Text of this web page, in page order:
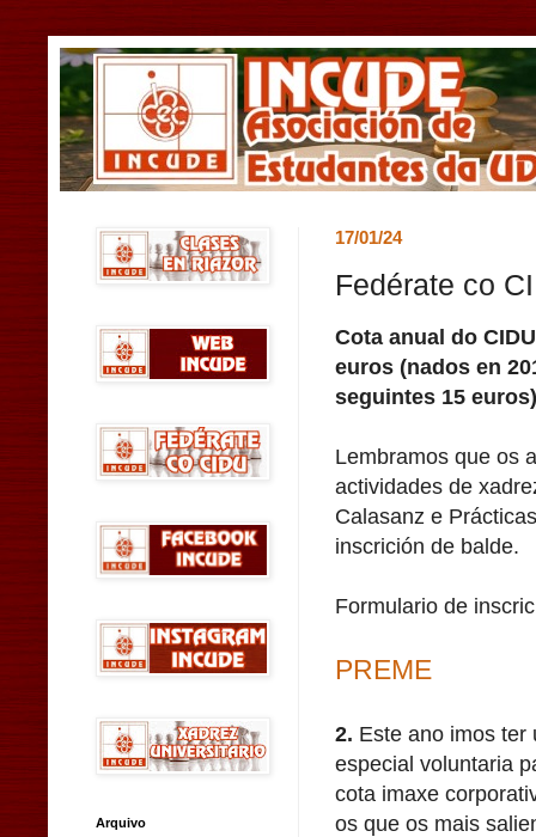
17/01/24
Fedérate co
Cota anual do
euros (nados en
seguintes 15
Lembramos que os
actividades de
Calasanz e
inscrición de balde.
Formulario de
PREME
2. Este ano imos ter
especial voluntaria
cota imaxe
os que os mais
Arquivo